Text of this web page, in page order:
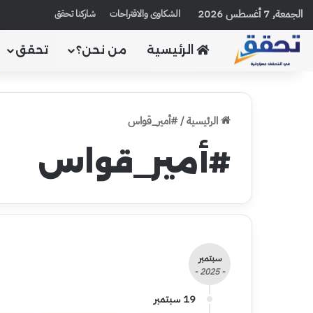
الجمعة, 7 أغسطس 2026 الشكاوى والاقتراحات شاركنا تحقق
الرئيسية من نحن؟ تحقق
الرئيسية/#أمير_قواس
#أمير_قواس
سبتمبر
- 2025 -
19 سبتمبر